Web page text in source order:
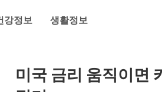
강정보 생활정보
미국 금리 움직이면